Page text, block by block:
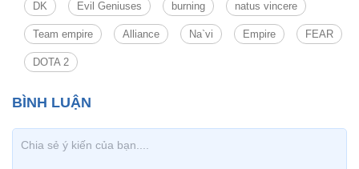
DK Evil Geniuses burning natus vincere
Team empire Alliance Na`vi Empire FEAR
DOTA 2